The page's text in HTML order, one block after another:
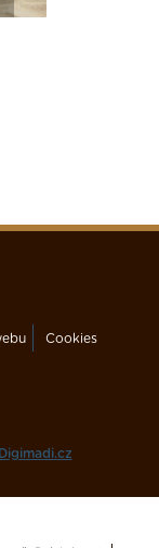
Cookies
Digimadi.cz